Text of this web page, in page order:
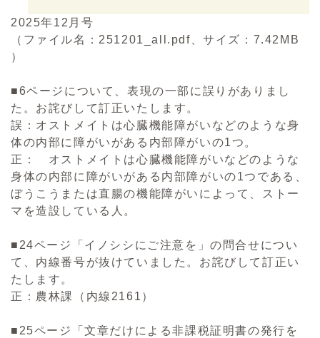
2025年12月号
（ファイル名：251201_all.pdf、サイズ：7.42MB
）
■6ページについて、表現の一部に誤りがありまし
た。お詫びして訂正いたします。
誤：オストメイトは心臓機能障がいなどのような身
体の内部に障がいがある内部障がいの1つ。
正： オストメイトは心臓機能障がいなどのような
身体の内部に障がいがある内部障がいの1つである、
ぼうこうまたは直腸の機能障がいによって、ストー
マを造設している人。
■24ページ「イノシシにご注意を」の問合せについ
て、内線番号が抜けていました。お詫びして訂正い
たします。
正：農林課（内線2161）
■25ページ「文章だけによる非課税証明書の発行を